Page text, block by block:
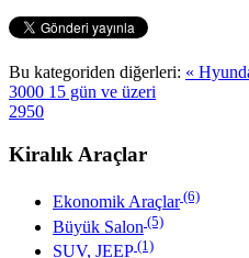
Bu kategoriden diğerleri: «
3000 15 gün ve üzeri
2950
Kiralık Araçlar
Ekonomik Araçlar(6)
Büyük Salon (5)
SUV, JEEP (1)